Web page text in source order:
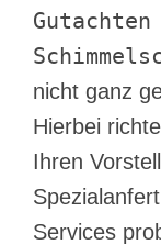
nicht ganz
Hierbei
Ihren
Services